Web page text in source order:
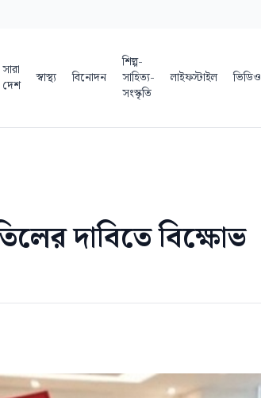
সারা
দেশ
স্বাস্থ্য বিনোদন
শিল্প-
সাহিত্য-
সংস্কৃতি
লাইফস্টাইল ভিডিও
দাবিতে বিক্ষোভ